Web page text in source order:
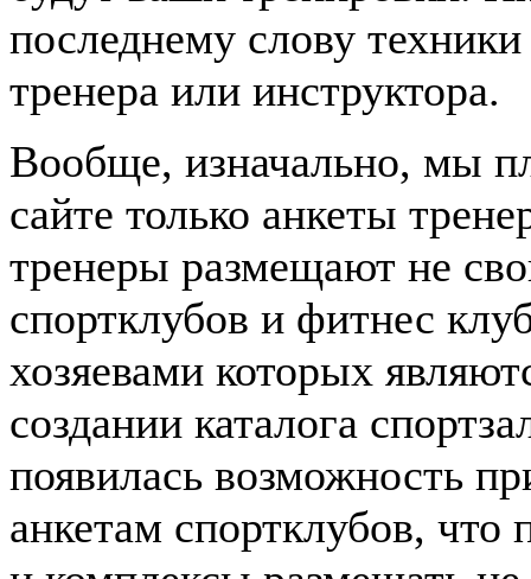
последнему слову
тренера или инструктора.
Вообще, изначально, мы
сайте только анкеты
тренеры размещают не
спортклубов и фитнес
хозяевами которых
создании каталога
появилась возможность
анкетам спортклубов,